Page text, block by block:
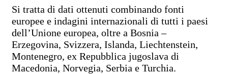
Si tratta di dati ottenuti combinando fonti
europee e indagini internazionali di tutti i paesi
dell’Unione europea, oltre a Bosnia –
Erzegovina, Svizzera, Islanda, Liechtenstein,
Montenegro, ex Repubblica jugoslava di
Macedonia, Norvegia, Serbia e Turchia.